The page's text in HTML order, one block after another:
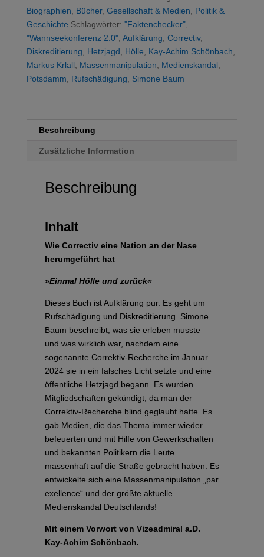
Biographien, Bücher, Gesellschaft & Medien, Politik &
Geschichte Schlagwörter: "Faktenchecker",
"Wannseekonferenz 2.0", Aufklärung, Correctiv,
Diskreditierung, Hetzjagd, Hölle, Kay-Achim Schönbach,
Markus Krlall, Massenmanipulation, Medienskandal,
Potsdamm, Rufschädigung, Simone Baum
Beschreibung
Zusätzliche Information
Beschreibung
Inhalt
Wie Correctiv eine Nation an der Nase
herumgeführt hat
»Einmal Hölle und zurück«
Dieses Buch ist Aufklärung pur. Es geht um
Rufschädigung und Diskreditierung. Simone
Baum beschreibt, was sie erleben musste –
und was wirklich war, nachdem eine
sogenannte Correktiv-Recherche im Januar
2024 sie in ein falsches Licht setzte und eine
öffentliche Hetzjagd begann. Es wurden
Mitgliedschaften gekündigt, da man der
Correktiv-Recherche blind geglaubt hatte. Es
gab Medien, die das Thema immer wieder
befeuerten und mit Hilfe von Gewerkschaften
und bekannten Politikern die Leute
massenhaft auf die Straße gebracht haben. Es
entwickelte sich eine Massenmanipulation „par
exellence“ und der größte aktuelle
Medienskandal Deutschlands!
Mit einem Vorwort von Vizeadmiral a.D.
Kay-Achim Schönbach.